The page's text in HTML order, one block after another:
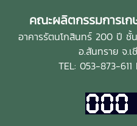
คณะผลิตกรรมการเ
อาคารรัตนโกสินทร์ 200 ปี ชั้
อ.สันทราย จ.
TEL: 053-873-